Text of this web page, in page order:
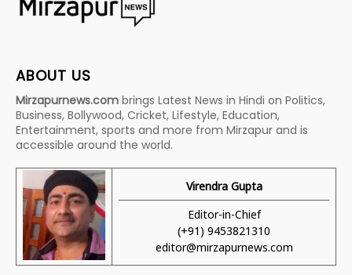
ABOUT US
Mirzapurnews.com brings Latest News in Hindi on Politics,
Business, Bollywood, Cricket, Lifestyle, Education,
Entertainment, sports and more from Mirzapur and is
accessible around the world.
Virendra Gupta
Editor-in-Chief
(+91) 9453821310
editor@mirzapurnews.com